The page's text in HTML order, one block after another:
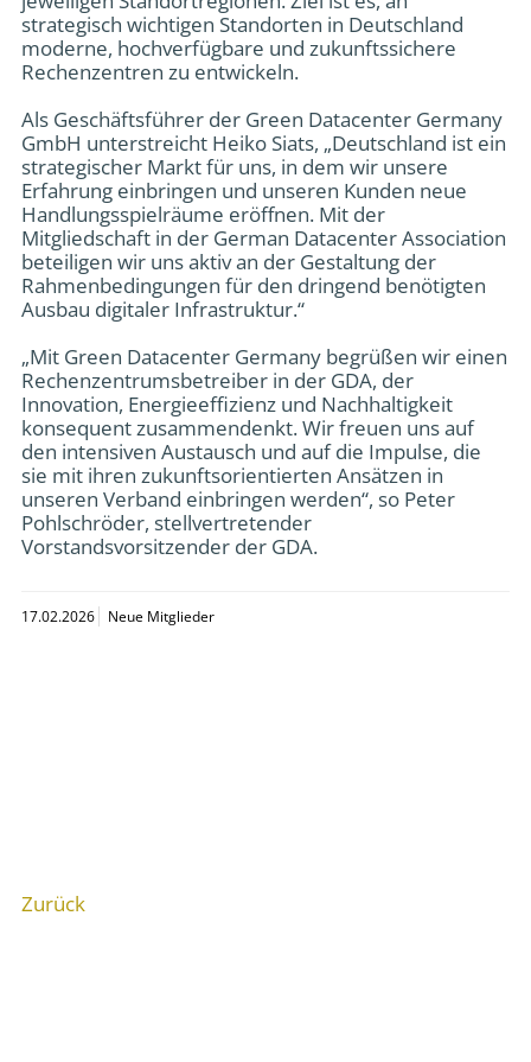
strategisch wichtigen Standorten in Deutschland
moderne, hochverfügbare und zukunftssichere
Rechenzentren zu entwickeln.
Als Geschäftsführer der Green Datacenter Germany
GmbH unterstreicht Heiko Siats, „Deutschland ist ein
strategischer Markt für uns, in dem wir unsere
Erfahrung einbringen und unseren Kunden neue
Handlungsspielräume eröffnen. Mit der
Mitgliedschaft in der German Datacenter Association
beteiligen wir uns aktiv an der Gestaltung der
Rahmenbedingungen für den dringend benötigten
Ausbau digitaler Infrastruktur.“
„Mit Green Datacenter Germany begrüßen wir einen
Rechenzentrumsbetreiber in der GDA, der
Innovation, Energieeffizienz und Nachhaltigkeit
konsequent zusammendenkt. Wir freuen uns auf
den intensiven Austausch und auf die Impulse, die
sie mit ihren zukunftsorientierten Ansätzen in
unseren Verband einbringen werden“, so Peter
Pohlschröder, stellvertretender
Vorstandsvorsitzender der GDA.
17.02.2026 Neue Mitglieder
Zurück